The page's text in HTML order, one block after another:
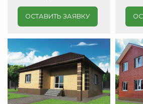
ОСТАВИТЬ ЗАЯВКУ